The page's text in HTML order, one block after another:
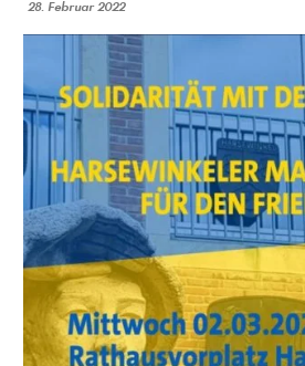
28. Februar 2022